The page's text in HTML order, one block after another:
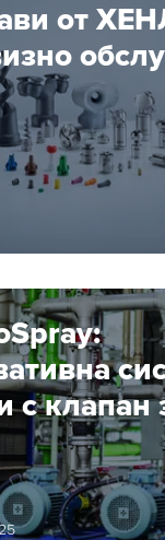
от
с клапан